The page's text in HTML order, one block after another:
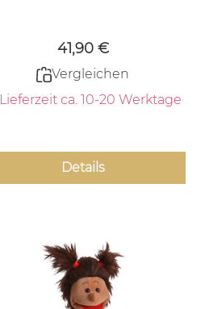
41,90 €
Vergleichen
Lieferzeit ca. 10-20 Werktage
Details